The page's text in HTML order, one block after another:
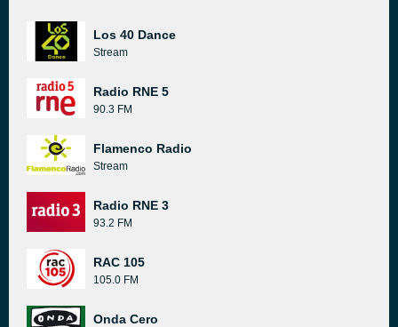
Los 40 Dance
Stream
Radio RNE 5
90.3 FM
Flamenco Radio
Stream
Radio RNE 3
93.2 FM
RAC 105
105.0 FM
Onda Cero